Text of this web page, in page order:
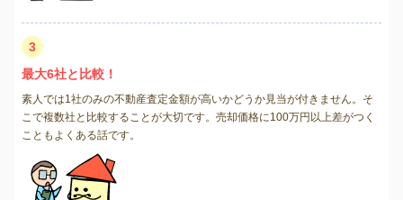
3
最大6社と比較！
素人では1社のみの不動産査定金額が高いかどうか見当が付きません。そ
こで複数社と比較することが大切です。売却価格に100万円以上差がつく
こともよくある話です。